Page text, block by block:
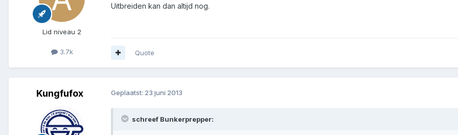
Lid niveau 2
3.7k
Uitbreiden kan dan altijd nog.
Quote
Kungfufox Geplaatst: 23 juni 2013
schreef Bunkerprepper: